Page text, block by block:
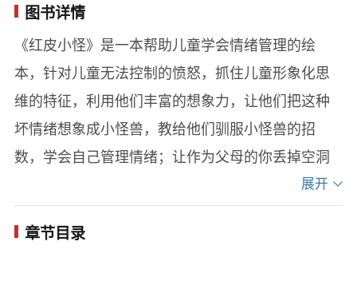
图书详情
《红皮小怪》是一本帮助儿童学会情绪管理的绘
本，针对儿童无法控制的愤怒，抓住儿童形象化思
维的特征，利用他们丰富的想象力，让他们把这种
坏情绪想象成小怪兽，教给他们驯服小怪兽的招
数，学会自己管理情绪；让作为父母的你丢掉空洞
的说教，不再感到手足无措，从容地面对孩子的这
些情绪，在亲子阅读中和孩子一起成长。透过精美
的插画、朗朗上口的文字，以儿童生活中经常遇到
展开
章节目录